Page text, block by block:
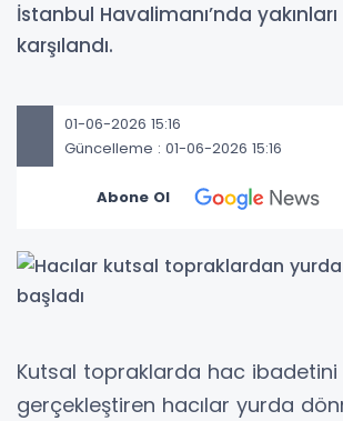
İstanbul Havalimanı’nda
karşılandı.
01-06-2026 15:16
Güncelleme : 01-06-2026 15:16
Abone Ol
Kutsal topraklarda hac ibadetini
gerçekleştiren hacılar yurda